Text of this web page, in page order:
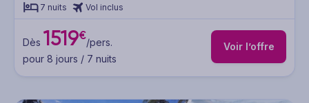
7 nuits Vol inclus
Dès 1519€/pers.
pour 8 jours / 7 nuits
Voir l’offre